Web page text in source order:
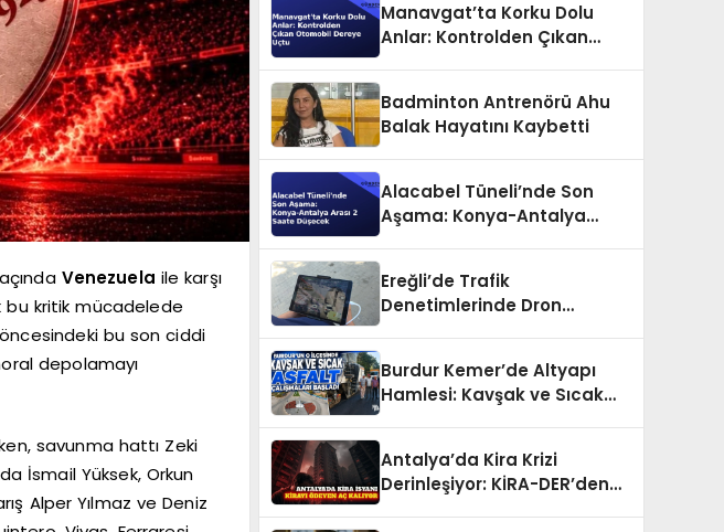
Venezuela ile karşı
bu kritik mücadelede
öncesindeki bu son ciddi
depolamayı
savunma hattı Zeki
İsmail Yüksek, Orkun
Alper Yılmaz ve Deniz
Manavgat’ta Korku Dolu
Anlar: Kontrolden Çıkan
Badminton Antrenörü Ahu
Balak Hayatını Kaybetti
Alacabel Tüneli’nde Son
Aşama: Konya-Antalya
Ereğli’de Trafik
Denetimlerinde Dron
Burdur Kemer’de Altyapı
Hamlesi: Kavşak ve Sıcak
Antalya’da Kira Krizi
Derinleşiyor: KİRA-DER’den